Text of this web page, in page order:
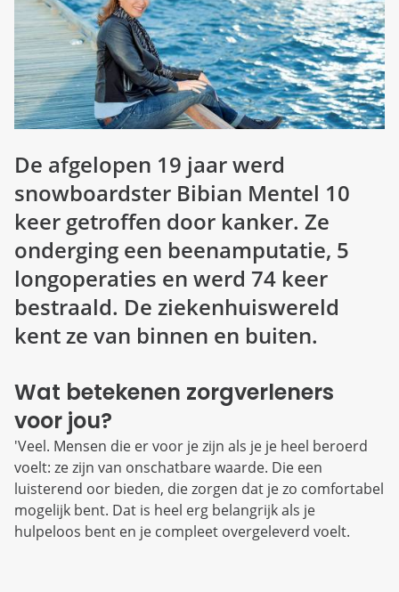
d
b
e
z
i
g
De afgelopen 19 jaar werd
snowboardster Bibian Mentel 10
keer getroffen door kanker. Ze
onderging een beenamputatie, 5
longoperaties en werd 74 keer
bestraald. De ziekenhuiswereld
kent ze van binnen en buiten.
Wat betekenen zorgverleners
voor jou?
'Veel. Mensen die er voor je zijn als je je heel beroerd
voelt: ze zijn van onschatbare waarde. Die een
luisterend oor bieden, die zorgen dat je zo comfortabel
mogelijk bent. Dat is heel erg belangrijk als je
hulpeloos bent en je compleet overgeleverd voelt.